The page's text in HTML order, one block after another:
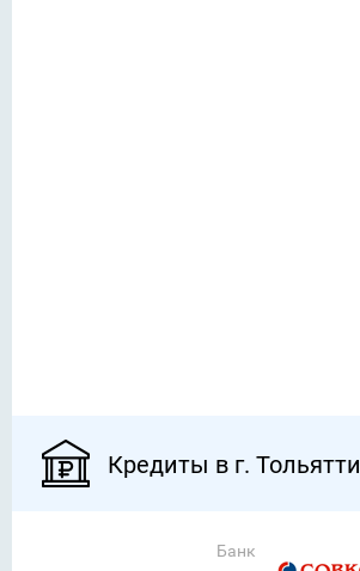
Кредиты в г. Тольятти
Банк